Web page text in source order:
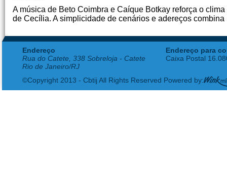
A música de Beto Coimbra e Caíque Botkay reforça o
de Cecília. A simplicidade de cenários e adereços
Endereço
Rua do Catete, 338 Sobreloja - Catete
Rio de Janeiro/RJ
Endereço para
Caixa Postal
©Copyright 2013 - Cbtij All Rights Reserved Powered by: